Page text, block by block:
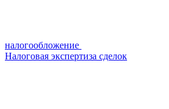
налогообложение
Налоговая экспертиза сделок